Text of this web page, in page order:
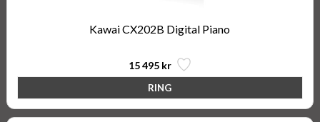
Kawai CX202B Digital Piano
15 495 kr